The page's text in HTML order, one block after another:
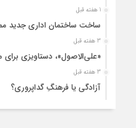
1 هفته قبل
ساخت ساختمان اداری جدید
3 هفته قبل
«علی‌الاصول»، دستاویزی
3 هفته قبل
آزادگی یا فرهنگِ گداپروری؟